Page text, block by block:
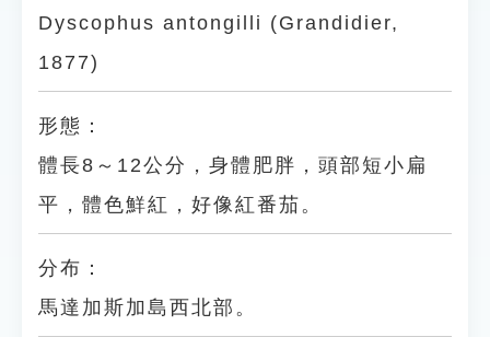
Dyscophus antongilli (Grandidier,
1877)
形態：
體長8～12公分，身體肥胖，頭部短小扁
平，體色鮮紅，好像紅番茄。
分布：
馬達加斯加島西北部。